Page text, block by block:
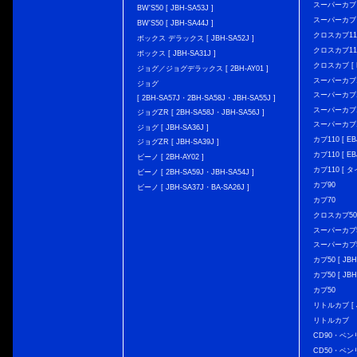
BW'S50 [ JBH-SA53J ]
BW'S50 [ JBH-SA44J ]
ボックス デラックス [ JBH-SA52J ]
ボックス [ JBH-SA31J ]
ジョグ／ジョグデラックス [ 2BH-AY01 ]
ジョグ
[ 2BH-SA57J・2BH-SA58J・JBH-SA55J ]
ジョグZR [ 2BH-SA58J・JBH-SA56J ]
ジョグ [ JBH-SA36J ]
ジョグZR [ JBH-SA39J ]
ビーノ [ 2BH-AY02 ]
ビーノ [ 2BH-SA59J・JBH-SA54J ]
ビーノ [ JBH-SA37J・BA-SA26J ]
スーパーカ
スーパーカ
クロスカブ
クロスカブ
クロスカブ [
スーパーカ
スーパーカ
スーパーカ
スーパーカ
カブ110 [
カブ110 [
カブ110 [ タ
カブ90
カブ70
クロスカブ
スーパーカ
スーパーカ
カブ50 [
カブ50 [
カブ50
リトルカブ
リトルカブ
CD90・ベン
CD50・ベン